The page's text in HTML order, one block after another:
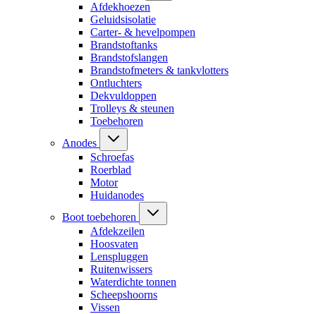
Afdekhoezen
Geluidsisolatie
Carter- & hevelpompen
Brandstoftanks
Brandstofslangen
Brandstofmeters & tankvlotters
Ontluchters
Dekvuldoppen
Trolleys & steunen
Toebehoren
Anodes
Schroefas
Roerblad
Motor
Huidanodes
Boot toebehoren
Afdekzeilen
Hoosvaten
Lenspluggen
Ruitenwissers
Waterdichte tonnen
Scheepshoorns
Vissen